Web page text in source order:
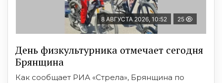
8 АВГУСТА 2026, 10:52 25
День физкультурника отмечает сегодня
Брянщина
Как сообщает РИА «Стрела», Брянщина по